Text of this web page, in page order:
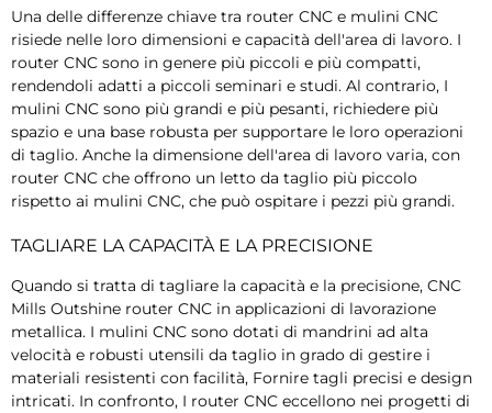
Una delle differenze chiave tra router CNC e mulini CNC
risiede nelle loro dimensioni e capacità dell'area di lavoro. I
router CNC sono in genere più piccoli e più compatti,
rendendoli adatti a piccoli seminari e studi. Al contrario, I
mulini CNC sono più grandi e più pesanti, richiedere più
spazio e una base robusta per supportare le loro operazioni
di taglio. Anche la dimensione dell'area di lavoro varia, con
router CNC che offrono un letto da taglio più piccolo
rispetto ai mulini CNC, che può ospitare i pezzi più grandi.
TAGLIARE LA CAPACITÀ E LA PRECISIONE
Quando si tratta di tagliare la capacità e la precisione, CNC
Mills Outshine router CNC in applicazioni di lavorazione
metallica. I mulini CNC sono dotati di mandrini ad alta
velocità e robusti utensili da taglio in grado di gestire i
materiali resistenti con facilità, Fornire tagli precisi e design
intricati. In confronto, I router CNC eccellono nei progetti di